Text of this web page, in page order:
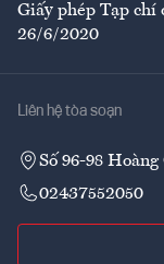
Giấy phép Tạp chí
26/6/2020
Liên hệ tòa soạn
Số 96-98
02437552050